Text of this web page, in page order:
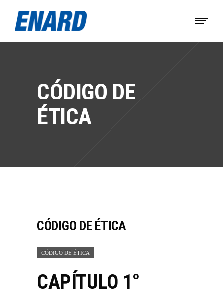
CÓDIGO DE
ÉTICA
CÓDIGO DE ÉTICA
CÓDIGO DE ÉTICA
CAPÍTULO 1°